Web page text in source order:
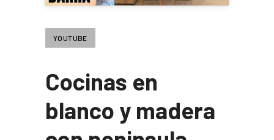
YOUTUBE
Cocinas en
blanco y madera